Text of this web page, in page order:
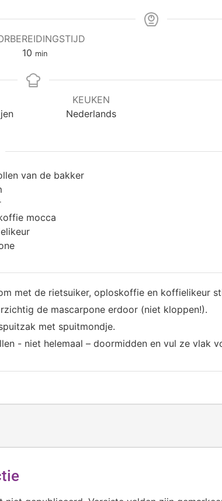
10 min
KEUKEN
Nederlands
van de bakker
mocca
met de rietsuiker, oploskoffie en koffielikeur
de mascarpone erdoor (niet kloppen!).
met spuitmondje.
- niet helemaal – doormidden en vul ze vlak